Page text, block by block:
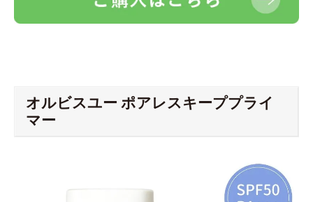
オルビスユー ポアレスキーププライ
マー